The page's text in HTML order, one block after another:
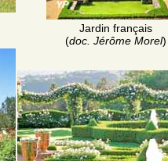
Jardin français
(doc. Jérôme Morel)